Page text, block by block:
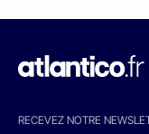
RECEVEZ NOTRE